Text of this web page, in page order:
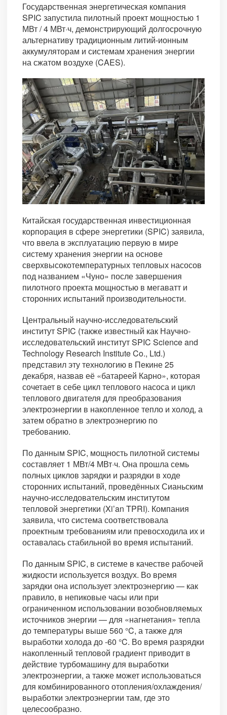
Государственная энергетическая компания
SPIC запустила пилотный проект мощностью 1
МВт / 4 МВт·ч, демонстрирующий долгосрочную
альтернативу традиционным литий-ионным
аккумуляторам и системам хранения энергии
на сжатом воздухе (CAES).
Китайская государственная инвестиционная
корпорация в сфере энергетики (SPIC) заявила,
что ввела в эксплуатацию первую в мире
систему хранения энергии на основе
сверхвысокотемпературных тепловых насосов
под названием «Чуно» после завершения
пилотного проекта мощностью в мегаватт и
сторонних испытаний производительности.
Центральный научно-исследовательский
институт SPIC (также известный как Научно-
исследовательский институт SPIC Science and
Technology Research Institute Co., Ltd.)
представил эту технологию в Пекине 25
декабря, назвав её «батареей Карно», которая
сочетает в себе цикл теплового насоса и цикл
теплового двигателя для преобразования
электроэнергии в накопленное тепло и холод, а
затем обратно в электроэнергию по
требованию.
По данным SPIC, мощность пилотной системы
составляет 1 МВт/4 МВт·ч. Она прошла семь
полных циклов зарядки и разрядки в ходе
сторонних испытаний, проведённых Сианьским
научно-исследовательским институтом
тепловой энергетики (Xi’an TPRI). Компания
заявила, что система соответствовала
проектным требованиям или превосходила их и
оставалась стабильной во время испытаний.
По данным SPIC, в системе в качестве рабочей
жидкости используется воздух. Во время
зарядки она использует электроэнергию — как
правило, в непиковые часы или при
ограниченном использовании возобновляемых
источников энергии — для «нагнетания» тепла
до температуры выше 560 °C, а также для
выработки холода до -60 °C. Во время разрядки
накопленный тепловой градиент приводит в
действие турбомашину для выработки
электроэнергии, а также может использоваться
для комбинированного отопления/охлаждения/
выработки электроэнергии там, где это
целесообразно.